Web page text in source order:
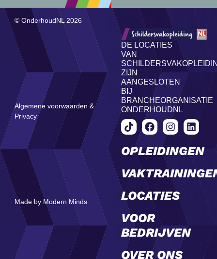
OPLEIDINGEN
LOCATIES
VOOR
BEDRIJVEN
OVER ONS
DE LOCATIES
VAN
ZIJN
AANGESLOTEN
BIJ
BRANCHEORGANISATIE
ONDERHOUDNL
© OnderhoudNL 2026
Algemene voorwaarden &
Privacy
Made by Modern Minds